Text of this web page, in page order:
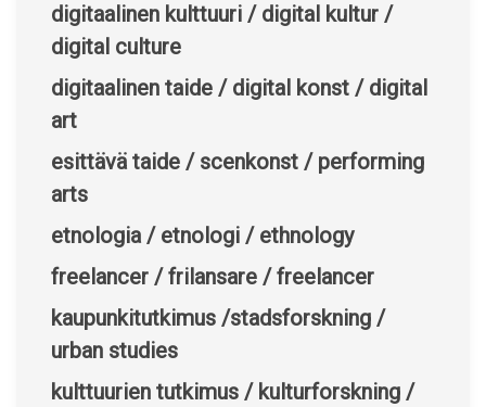
digitaalinen kulttuuri / digital kultur /
digital culture
digitaalinen taide / digital konst / digital
art
esittävä taide / scenkonst / performing
arts
etnologia / etnologi / ethnology
freelancer / frilansare / freelancer
kaupunkitutkimus /stadsforskning /
urban studies
kulttuurien tutkimus / kulturforskning /